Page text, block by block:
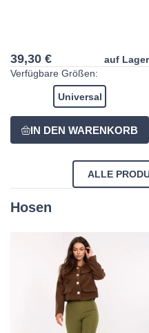
39,30 €
auf Lager
Verfügbare Größen:
Universal
ALLE
Hosen